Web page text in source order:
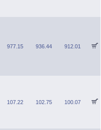
977.15 936.44 912.01
107.22 102.75 100.07